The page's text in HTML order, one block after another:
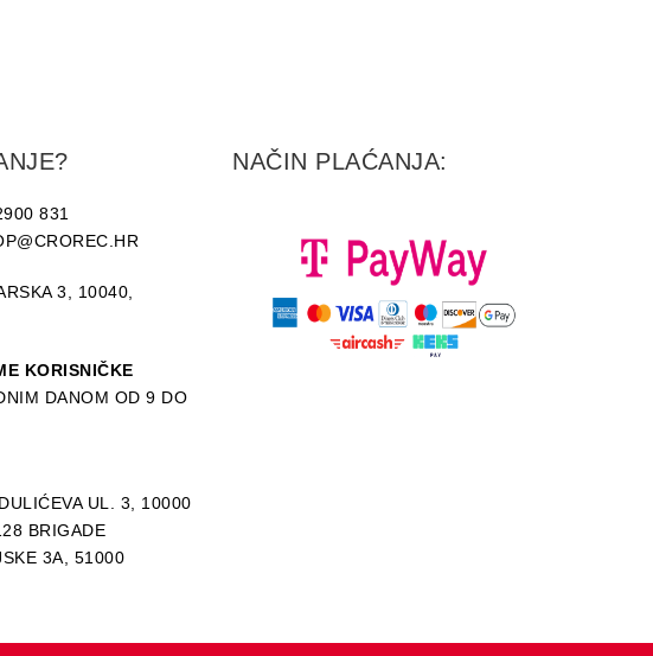
831
3, 10040,
KORISNIČKE
DANOM OD 9 DO
UL. 3, 10000
BRIGADE
3A, 51000
NAČIN PLAĆANJA: